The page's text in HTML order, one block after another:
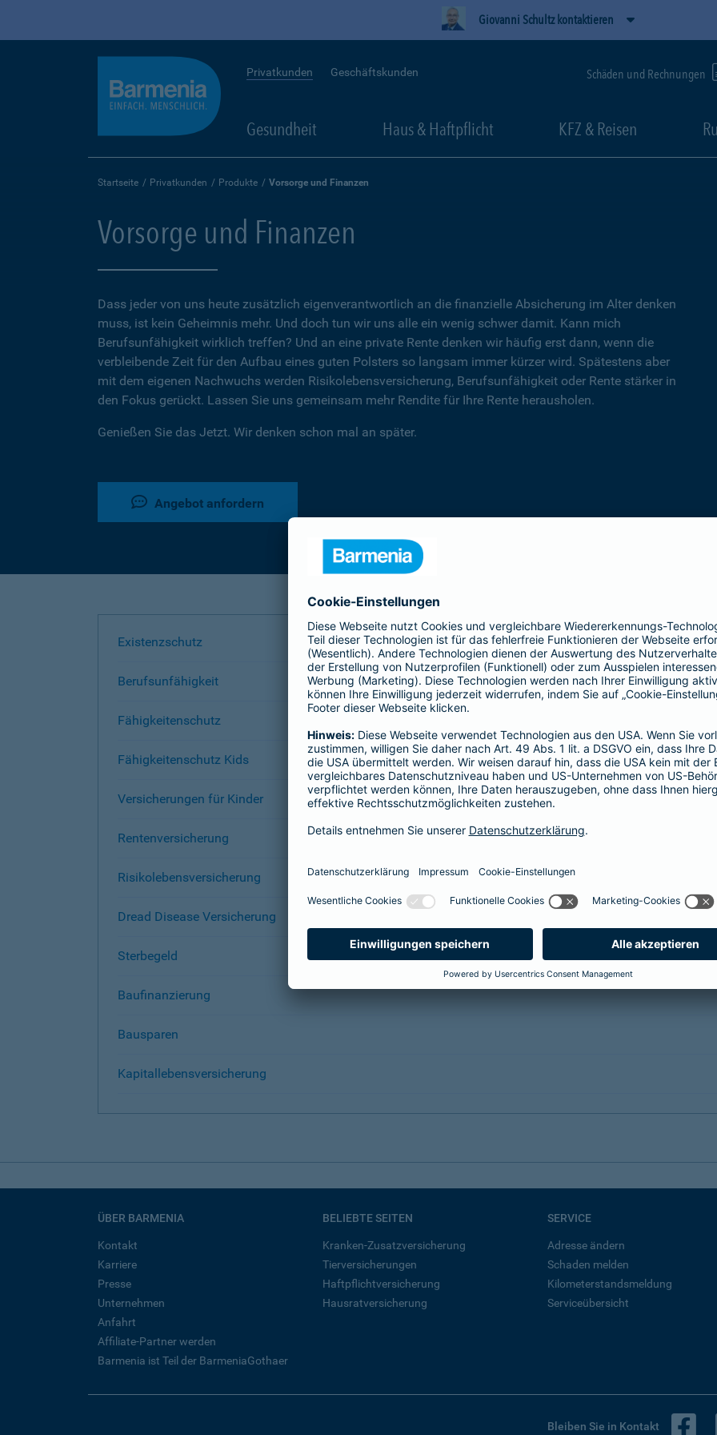
Giovanni Schultz kontaktieren
Privatkunden Geschäftskunden Schäden und Rechnungen
Gesundheit Haus & Haftpflicht KFZ & Reisen
Startseite Privatkunden Produkte Vorsorge und Finanzen
Vorsorge und Finanzen
Dass jeder von uns heute zusätzlich eigenverantwortlich an die finanzielle Absicherung im Alter denken
muss, ist kein Geheimnis mehr. Und doch tun wir uns alle ein wenig schwer damit. Kann mich
Berufsunfähigkeit wirklich treffen? Und an eine private Rente denken wir häufig erst dann, wenn die
verbleibende Zeit für den Aufbau eines guten Polsters so langsam immer kürzer wird. Spätestens aber
mit dem eigenen Nachwuchs werden Risikolebensversicherung, Berufsunfähigkeit oder Rente stärker in
den Fokus gerückt. Lassen Sie uns gemeinsam mehr Rendite für Ihre Rente herausholen.
Genießen Sie das Jetzt. Wir denken schon mal an später.
Angebot anfordern
Existenzschutz
Berufsunfähigkeit
Fähigkeitenschutz
Fähigkeitenschutz Kids
Versicherungen für Kinder
Rentenversicherung
Risikolebensversicherung
Dread Disease Versicherung
Sterbegeld
Baufinanzierung
Bausparen
Kapitallebensversicherung
ÜBER BARMENIA
Kontakt
Karriere
Presse
Unternehmen
Anfahrt
Affiliate-Partner werden
Barmenia ist Teil der BarmeniaGothaer
BELIEBTE SEITEN
Kranken-Zusatzversicherung
Tierversicherungen
Haftpflichtversicherung
Hausratversicherung
SERVICE
Adresse ändern
Schaden melden
Kilometerstandsmeldung
Serviceübersicht
Bleiben Sie in Kontakt